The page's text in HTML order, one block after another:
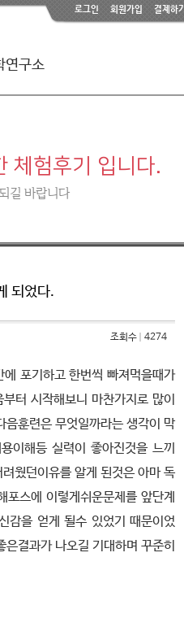
로그인 회원가입 결제하기
연구소
체험후기 입니다.
길 바랍니다
되었다.
조회수 4274
포기하고 한번씩 빠져먹을때가
터 시작해보니 마찬가지로 많이
훈련은 무엇일까라는 생각이 막
이해등 실력이 좋아진것을 느끼
웠던이유를 알게 된것은 아마 독
스에 이렇게쉬운문제를 앞단계
감을 얻게 될수 있었기 때문이었
결과가 나오길 기대하며 꾸준히